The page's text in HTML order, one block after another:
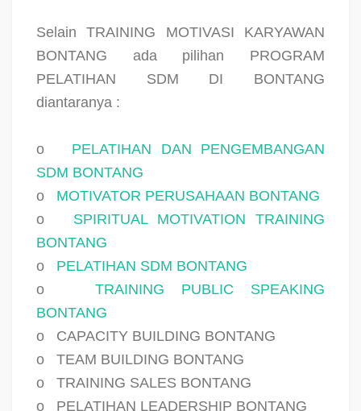
Selain TRAINING MOTIVASI KARYAWAN
BONTANG ada pilihan PROGRAM
PELATIHAN SDM DI BONTANG
diantaranya :
o
PELATIHAN DAN PENGEMBANGAN
SDM BONTANG
o
MOTIVATOR PERUSAHAAN BONTANG
o
SPIRITUAL MOTIVATION TRAINING
BONTANG
o
PELATIHAN SDM BONTANG
o
TRAINING PUBLIC SPEAKING
BONTANG
o
CAPACITY BUILDING BONTANG
o
TEAM BUILDING BONTANG
o
TRAINING SALES BONTANG
o
PELATIHAN LEADERSHIP BONTANG